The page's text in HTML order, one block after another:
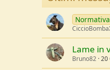
Normativa
Lame in
Bruno82 20